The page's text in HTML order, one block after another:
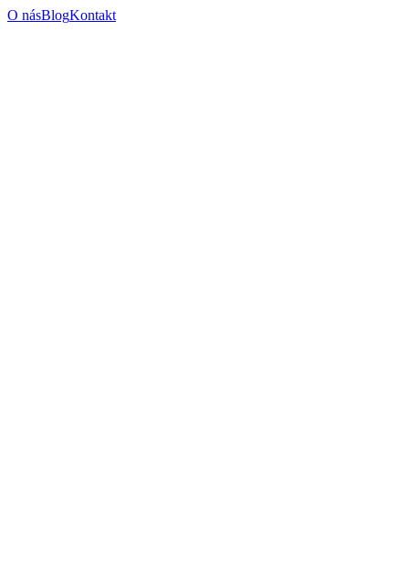
O násBlogKontakt